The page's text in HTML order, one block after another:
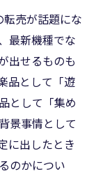
売が話題にな
最新機種でな
出せるものも
品として「遊
として「集め
景事情として
に出したとき
のかについ